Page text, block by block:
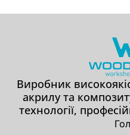
Виробник
акрилу та
технології,